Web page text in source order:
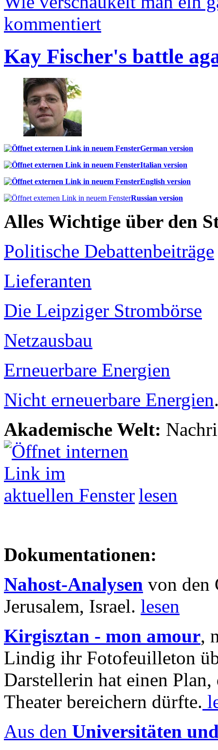
kommentiert
Kay Fischer's battle
German version
Italian version
English version
Russian version
Alles Wichtige über den
Politische Debattenbeiträge
Lieferanten
Die Leipziger Strombörse
Netzausbau
Erneuerbare Energien
Nicht erneuerbare Energien
Akademische Welt:
lesen
Dokumentationen:
Nahost-Analysen von den
Jerusalem, Israel. lesen
Kirgisztan - mon amour,
Lindig ihr Fotofeuilleton
Darstellerin hat einen Plan,
Theater bereichern dürfte.
Aus den Universitäten